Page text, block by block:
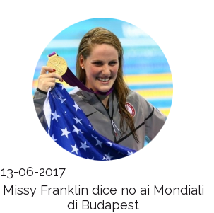
13-06-2017
Missy Franklin dice no ai Mondiali
di Budapest